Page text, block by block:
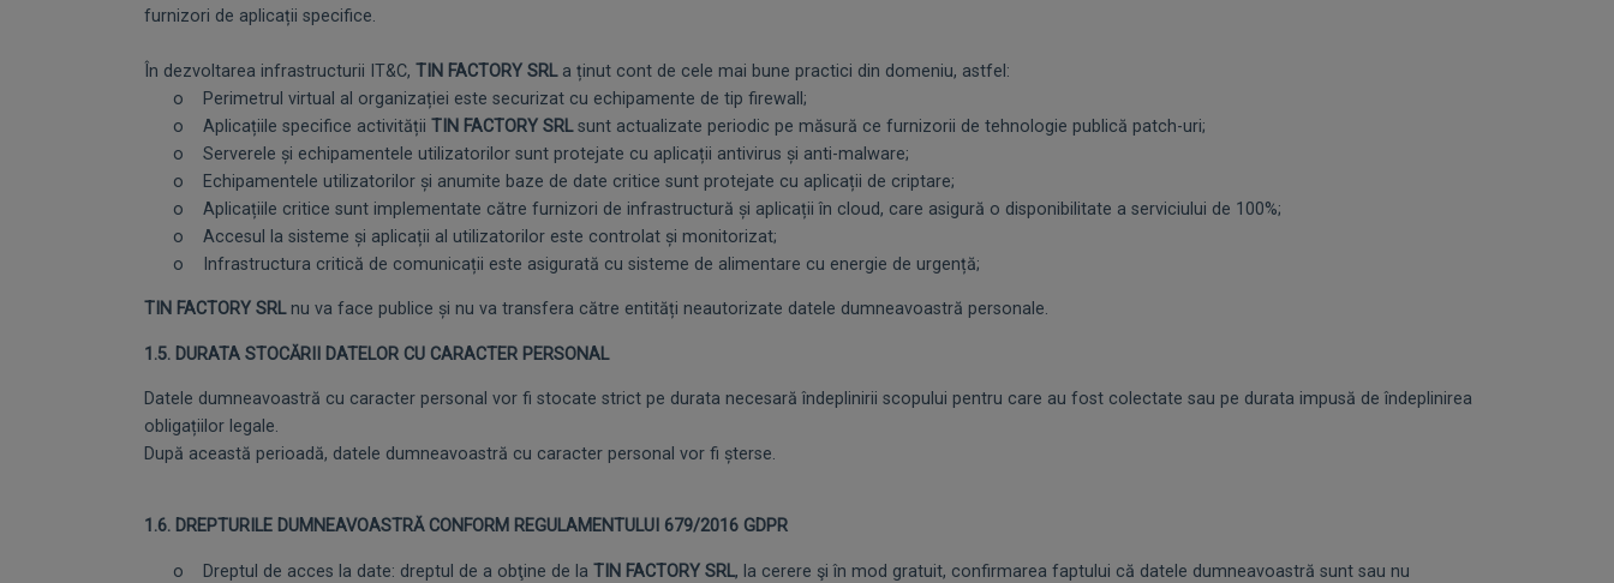
furnizori de aplicații specifice.
În dezvoltarea infrastructurii IT&C, TIN FACTORY SRLa ținut cont de cele mai bune practici din domeniu, astfel:
o Perimetrul virtual al organizației este securizat cu echipamente de tip firewall;
o Aplicațiile specifice activității TIN FACTORY SRLsunt actualizate periodic pe măsură ce furnizorii de tehnologie publică patch-uri;
o Serverele și echipamentele utilizatorilor sunt protejate cu aplicații antivirus și anti-malware;
o Echipamentele utilizatorilor și anumite baze de date critice sunt protejate cu aplicații de criptare;
o Aplicațiile critice sunt implementate către furnizori de infrastructură și aplicații în cloud, care asigură o disponibilitate a serviciului de 100%;
o Accesul la sisteme și aplicații al utilizatorilor este controlat și monitorizat;
o Infrastructura critică de comunicații este asigurată cu sisteme de alimentare cu energie de urgență;
TIN FACTORY SRLnu va face publice și nu va transfera către entități neautorizate datele dumneavoastră personale.
1.5. DURATA STOCĂRII DATELOR CU CARACTER PERSONAL
Datele dumneavoastră cu caracter personal vor fi stocate strict pe durata necesară îndeplinirii scopului pentru care au fost colectate sau pe durata impusă de îndeplinirea
obligațiilor legale.
După această perioadă, datele dumneavoastră cu caracter personal vor fi șterse.
1.6. DREPTURILE DUMNEAVOASTRĂ CONFORM REGULAMENTULUI 679/2016 GDPR
o Dreptul de acces la date: dreptul de a obţine de la TIN FACTORY SRL, la cerere şi în mod gratuit, confirmarea faptului că datele dumneavoastră sunt sau nu